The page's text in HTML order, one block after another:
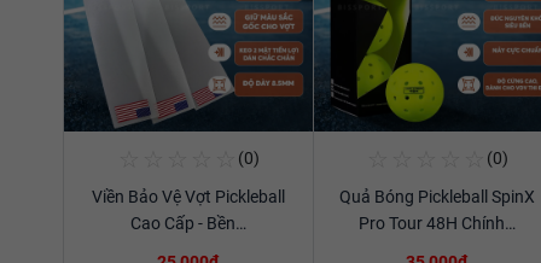
Xem chi tiết
(0)
Viền Bảo Vệ Vợt Pickleball
Cao Cấp - Bền…
Xem chi tiết
(0)
Quả Bóng Pickleball SpinX
Pro Tour 48H Chính…